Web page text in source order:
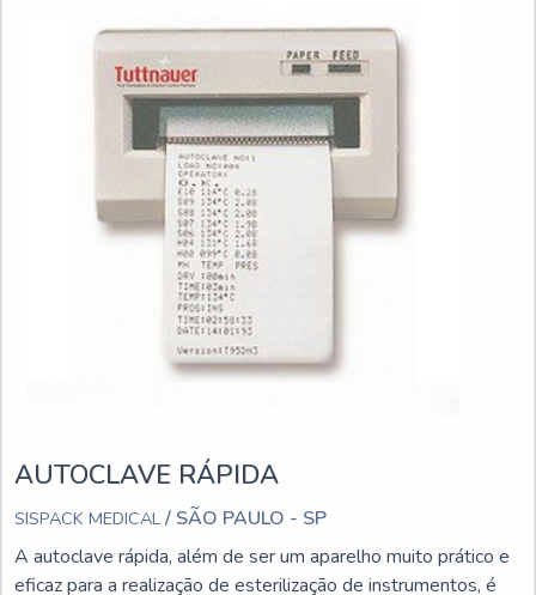
AUTOCLAVE RÁPIDA
SISPACK MEDICAL / SÃO PAULO - SP
A autoclave rápida, além de ser um aparelho muito prático e
eficaz para a realização de esterilização de instrumentos, é